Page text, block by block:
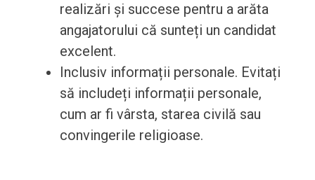
realizări și succese pentru a arăta
angajatorului că sunteți un candidat
excelent.
Inclusiv informații personale. Evitați
să includeți informații personale,
cum ar fi vârsta, starea civilă sau
convingerile religioase.